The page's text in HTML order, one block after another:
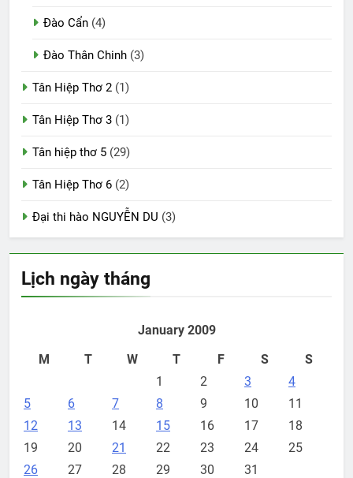
Đào Cẩn (4)
Đào Thân Chinh (3)
Tân Hiệp Thơ 2 (1)
Tân Hiệp Thơ 3 (1)
Tân hiệp thơ 5 (29)
Tân Hiệp Thơ 6 (2)
Đại thi hào NGUYỄN DU (3)
Lịch ngày tháng
January 2009
M
T W T F S
S
1
2 3
4
5
6 7 8 9 10
11
12
13 14 15 16 17
18
19
20 21 22 23 24
25
26
27 28 29 30 31